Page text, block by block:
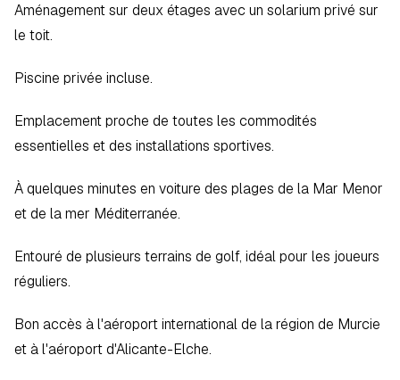
Aménagement sur deux étages avec un solarium privé sur
le toit.
Piscine privée incluse.
Emplacement proche de toutes les commodités
essentielles et des installations sportives.
À quelques minutes en voiture des plages de la Mar Menor
et de la mer Méditerranée.
Entouré de plusieurs terrains de golf, idéal pour les joueurs
réguliers.
Bon accès à l'aéroport international de la région de Murcie
et à l'aéroport d'Alicante-Elche.